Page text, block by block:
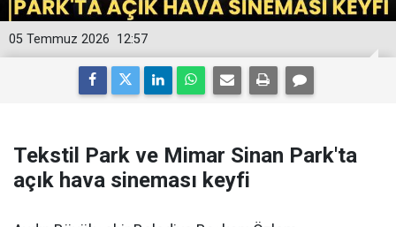
12:57
05 Temmuz 2026
Tekstil Park ve Mimar Sinan Park'ta
açık hava sineması keyfi